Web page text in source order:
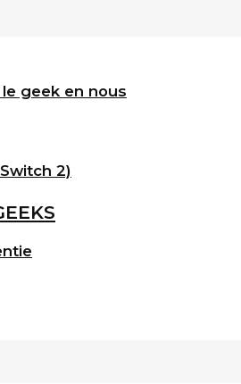
geek en nous
2)